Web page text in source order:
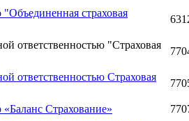
страховая
ответственностью "Страховая
ответственностью Страховая
Страхование»